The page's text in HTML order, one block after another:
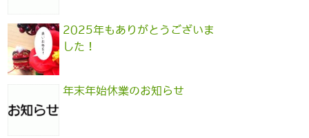
2025年もありがとうございま
した！
年末年始休業のお知らせ